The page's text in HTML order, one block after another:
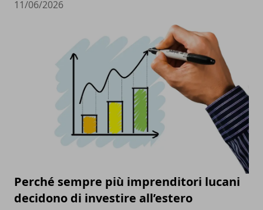
11/06/2026
Perché sempre più imprenditori lucani
decidono di investire all’estero